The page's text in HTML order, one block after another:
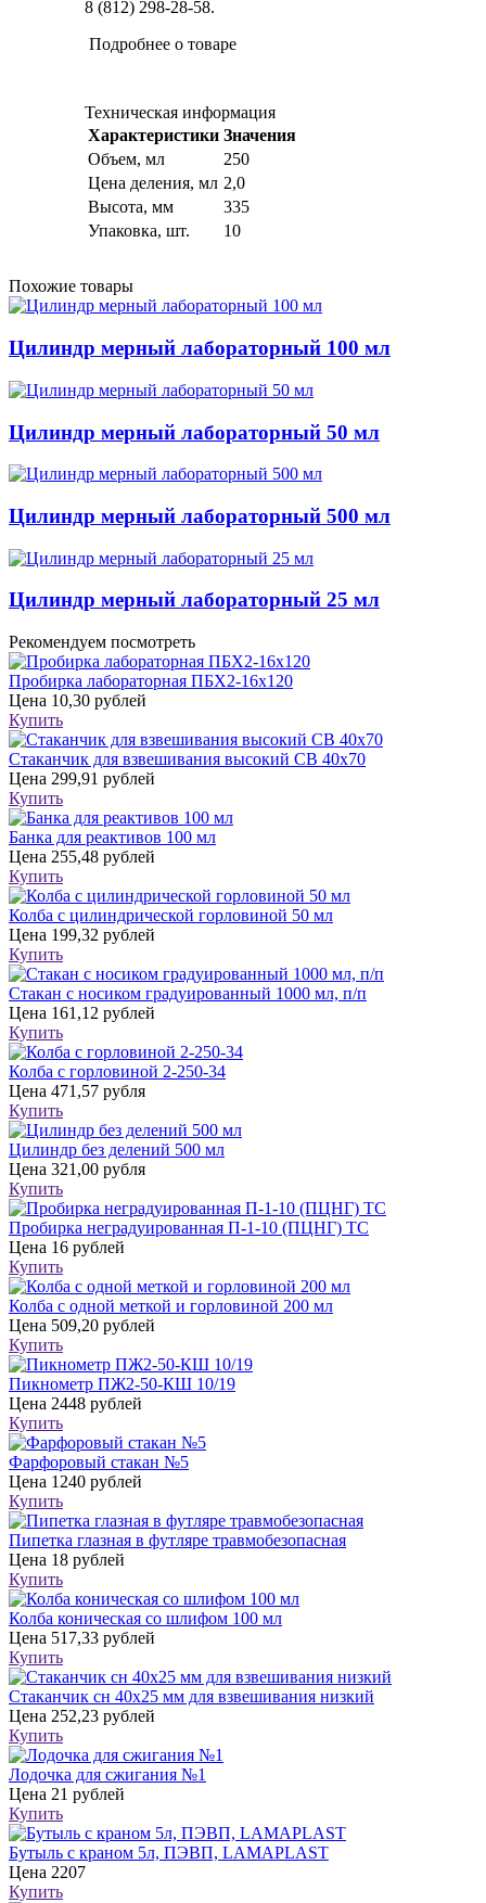
8 (812) 298-28-58.
Подробнее о товаре
Техническая информация
Характеристики Значения
Объем, мл
250
Цена деления, мл 2,0
Высота, мм
335
Упаковка, шт.
10
Похожие товары
Цилиндр мерный лабораторный 100 мл
Цилиндр мерный лабораторный 50 мл
Цилиндр мерный лабораторный 500 мл
Цилиндр мерный лабораторный 25 мл
Рекомендуем посмотреть
Пробирка лабораторная ПБХ2-16х120
Цена 10,30 рублей
Купить
Стаканчик для взвешивания высокий СВ 40х70
Цена 299,91 рублей
Купить
Банка для реактивов 100 мл
Цена 255,48 рублей
Купить
Колба с цилиндрической горловиной 50 мл
Цена 199,32 рублей
Купить
Стакан с носиком градуированный 1000 мл, п/п
Цена 161,12 рублей
Купить
Колба с горловиной 2-250-34
Цена 471,57 рубля
Купить
Цилиндр без делений 500 мл
Цена 321,00 рубля
Купить
Пробирка неградуированная П-1-10 (ПЦНГ) ТС
Цена 16 рублей
Купить
Колба с одной меткой и горловиной 200 мл
Цена 509,20 рублей
Купить
Пикнометр ПЖ2-50-КШ 10/19
Цена 2448 рублей
Купить
Фарфоровый стакан №5
Цена 1240 рублей
Купить
Пипетка глазная в футляре травмобезопасная
Цена 18 рублей
Купить
Колба коническая со шлифом 100 мл
Цена 517,33 рублей
Купить
Стаканчик сн 40х25 мм для взвешивания низкий
Цена 252,23 рублей
Купить
Лодочка для сжигания №1
Цена 21 рублей
Купить
Бутыль с краном 5л, ПЭВП, LAMAPLAST
Цена 2207
Купить